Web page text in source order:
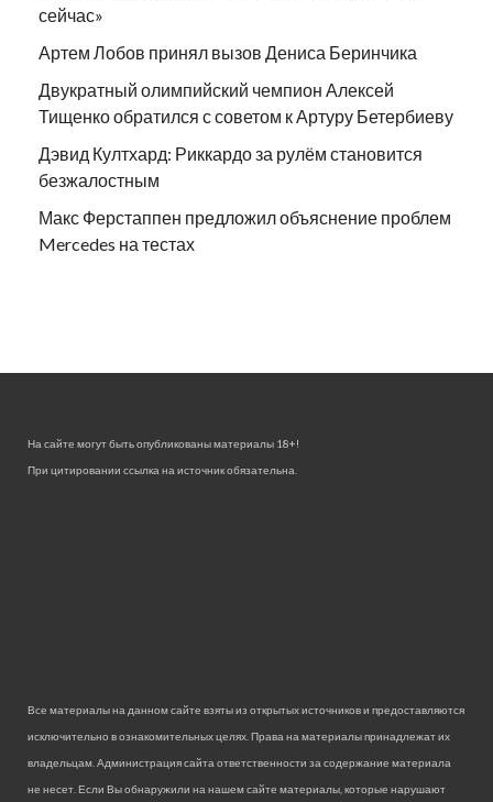
сейчас»
Артем Лобов принял вызов Дениса Беринчика
Двукратный олимпийский чемпион Алексей
Тищенко обратился с советом к Артуру Бетербиеву
Дэвид Култхард: Риккардо за рулём становится
безжалостным
Макс Ферстаппен предложил объяснение проблем
Mercedes на тестах
На сайте могут быть опубликованы материалы 18+!
При цитировании ссылка на источник обязательна.
Все материалы на данном сайте взяты из открытых источников и предоставляются
исключительно в ознакомительных целях. Права на материалы принадлежат их
владельцам. Администрация сайта ответственности за содержание материала
не несет. Если Вы обнаружили на нашем сайте материалы, которые нарушают